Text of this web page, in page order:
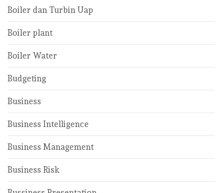
Boiler dan Turbin Uap
Boiler plant
Boiler Water
Budgeting
Business
Business Intelligence
Business Management
Business Risk